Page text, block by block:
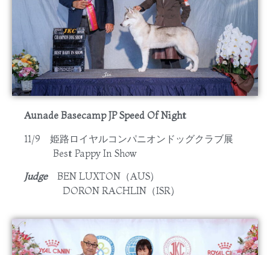
Aunade Basecamp JP Speed Of Night
11/9 姫路ロイヤルコンパニオンドッグクラブ展
Best Pappy In Show
Judge BEN LUXTON（AUS)
DORON RACHLIN（ISR)